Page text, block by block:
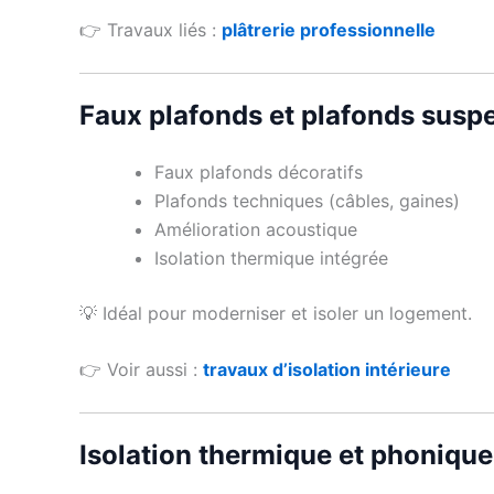
👉 Travaux liés : plâtrerie professionnelle
Faux plafonds et plafonds
Faux plafonds décoratifs
Plafonds techniques (câbles, gaines)
Amélioration acoustique
Isolation thermique intégrée
💡 Idéal pour moderniser et isoler un logement.
👉 Voir aussi : travaux d’isolation intérieure
Isolation thermique et phonique